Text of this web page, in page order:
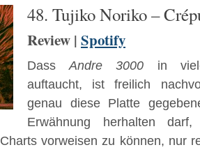
48. Tujiko Noriko –
Review | Spotify
DassAndre 3000 in
auftaucht, ist freilich
genau diese Platte
Erwähnung herhalten
vorweisen zu können, nur